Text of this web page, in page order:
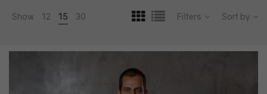
Show 12 15 30 Filters Sort by